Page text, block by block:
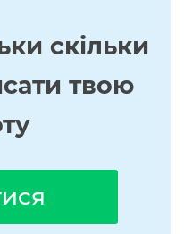
скільки
твою